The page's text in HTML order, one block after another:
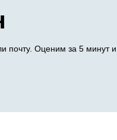
почту. Оценим за 5 минут